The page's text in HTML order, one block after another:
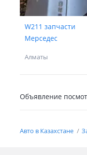
W211 запчасти
Мерседес
Алматы
Объявление
Авто в Казахстане